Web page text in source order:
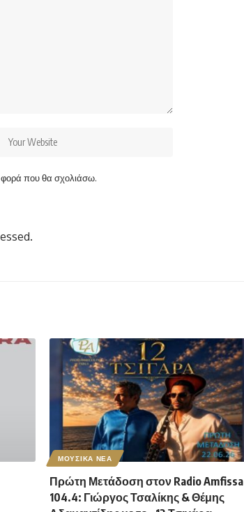
φορά που θα σχολιάσω.
ΜΟΥΣΙΚΑ ΝΕΑ
Πρώτη Μετάδοση στον Radio Amfissa
104.4: Γιώργος Τσαλίκης & Θέμης